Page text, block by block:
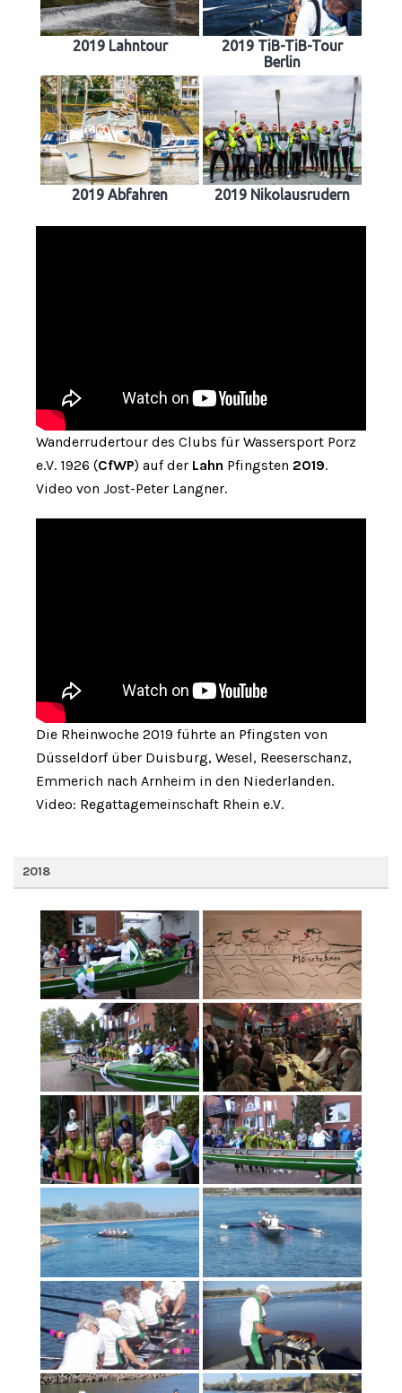
2019 Lahntour
2019 TiB-TiB-Tour
Berlin
2019 Abfahren 2019 Nikolausrudern
Wanderrudertour des Clubs für Wassersport Porz
e.V. 1926 (CfWP) auf der Lahn Pfingsten 2019.
Video von Jost-Peter Langner.
Die Rheinwoche 2019 führte an Pfingsten von
Düsseldorf über Duisburg, Wesel, Reeserschanz,
Emmerich nach Arnheim in den Niederlanden.
Video: Regattagemeinschaft Rhein e.V.
2018